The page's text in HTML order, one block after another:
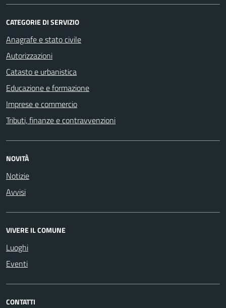
CATEGORIE DI SERVIZIO
Anagrafe e stato civile
Autorizzazioni
Catasto e urbanistica
Educazione e formazione
Imprese e commercio
Tributi, finanze e contravvenzioni
NOVITÀ
Notizie
Avvisi
VIVERE IL COMUNE
Luoghi
Eventi
CONTATTI